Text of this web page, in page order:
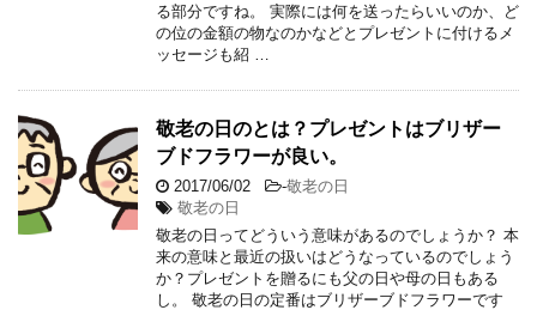
る部分ですね。 実際には何を送ったらいいのか、ど
の位の金額の物なのかなどとプレゼントに付けるメ
ッセージも紹 …
敬老の日のとは？プレゼントはブリザー
ブドフラワーが良い。
2017/06/02 -敬老の日
敬老の日
敬老の日ってどういう意味があるのでしょうか？ 本
来の意味と最近の扱いはどうなっているのでしょう
か？プレゼントを贈るにも父の日や母の日もある
し。 敬老の日の定番はブリザーブドフラワーです